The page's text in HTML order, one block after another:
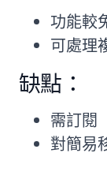
功能較
可處理
缺點：
需訂閱
對簡易